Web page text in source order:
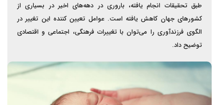
طبق تحقیقات انجام یافته، باروری در دهه‌های اخیر در بسیاری از
کشورهای جهان کاهش یافته است. عوامل تعیین کننده این تغییر در
الگوی فرزندآوری را می‌توان با تغییرات فرهنگی، اجتماعی و اقتصادی
توضیح داد.